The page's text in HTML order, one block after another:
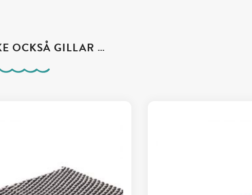
OCKSÅ GILLAR …